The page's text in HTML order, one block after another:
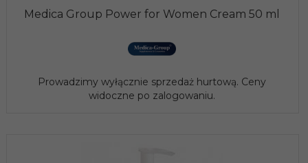
Medica Group Power for Women Cream 50 ml
Prowadzimy wyłącznie sprzedaż hurtową. Ceny
widoczne po zalogowaniu.